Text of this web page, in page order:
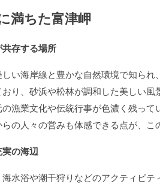
満ちた富津岬
存する場所
い海岸線と豊かな自然環境で知ら
り、砂浜や松林が調和した美しい
漁業文化や伝統行事が色濃く残っ
の人々の営みも体感できる点が、こ
の海辺
水浴や潮干狩りなどのアクティビ